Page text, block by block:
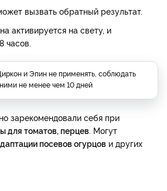
вызвать обратный результат.
активируется на свету, и
часов.
и Эпин не применять, соблюдать
не менее чем 10 дней
зарекомендовали себя при
для томатов, перцев . Могут
посевов огурцов и других